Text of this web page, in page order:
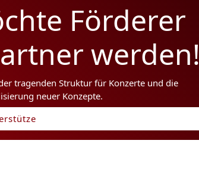
Förderer
werden!
tragenden Struktur für Konzerte und die
neuer Konzepte.